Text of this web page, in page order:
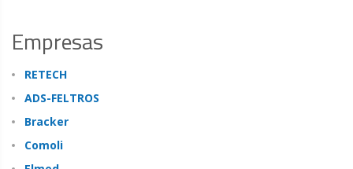
Empresas
RETECH
ADS-FELTROS
Bracker
Comoli